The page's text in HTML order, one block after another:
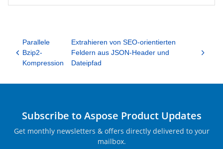
Parallele
Bzip2-
Kompression
Extrahieren von SEO-orientierten
Feldern aus JSON-Header und
Dateipfad
Subscribe to Aspose Product Updates
Get monthly newsletters & offers directly delivered to your
mailbox.